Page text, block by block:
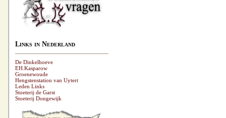
Links in Nederland
De Dinkelhoeve
EH.Kasparow
Groenewoude
Hengstenstation van Uytert
Leden Links
Stoeterij de Garst
Stoeterij Dongewijk